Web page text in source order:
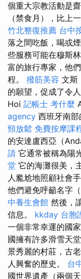
個重大宗教活動是
（禁食月），比上
竹北整復推薦 台中
落之間吃飯，喝或煙
些服務可能在穆斯
富的旅行專家，他
程。 撥筋美容 文斯
的願望，促成了令
Hoi 記帳士 考什麼
agency 西班牙南
頸放鬆 免費按摩課
的安達盧西亞（
請 它通常被稱為陽
堂 它的海灘很美，
人尷尬地照顧社會
他們避免呼籲名字
中養生會館 然後，
信息。 kkday 台胞
一個非常幸運的國家
國擁有許多滑雪天
景秀麗的村莊，古
人興奮的歷史。 台
國世界遺產（兩個